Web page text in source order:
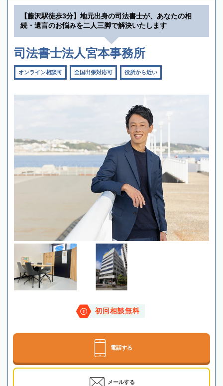
【藤沢駅徒歩3分】地元出身の司法書士が、あなたの相
続・遺言のお悩みを二人三脚で解決いたします
司法書士法人宮本事務所
オンライン相談可 全国出張対応可 役所から近い
初回相談無料
電話する
メールする